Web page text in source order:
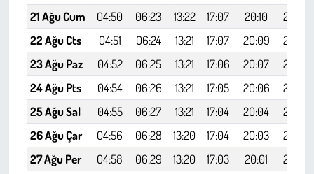
21 Ağu Cum
04:50 06:23 13:22 17:07 20:10
21:37
22 Ağu Cts
04:51 06:24 13:21 17:07 20:09
21:35
23 Ağu Paz
04:52 06:25 13:21 17:06 20:07
21:33
24 Ağu Pts
04:54 06:26 13:21 17:05 20:06
21:32
25 Ağu Sal
04:55 06:27 13:21 17:04 20:04
21:30
26 Ağu Çar
04:56 06:28 13:20 17:04 20:03
21:28
27 Ağu Per
04:58 06:29 13:20 17:03 20:01
21:26